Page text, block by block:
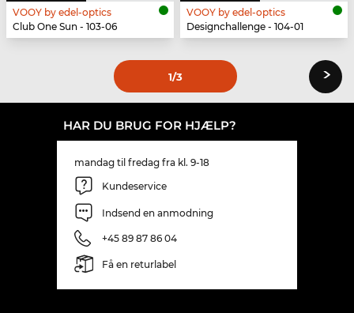
VOOY by edel-optics
Club One Sun - 103-06
VOOY by edel-optics
Designchallenge - 104-01
1/3 ›
HAR DU BRUG FOR HJÆLP?
mandag til fredag fra kl. 9-18
Kundeservice
Indsend en anmodning
+45 89 87 86 04
Få en returlabel